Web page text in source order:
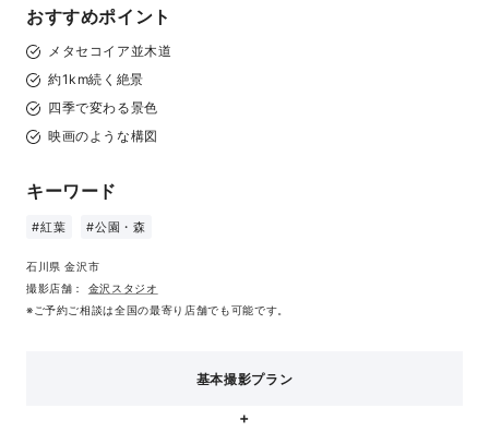
おすすめポイント
メタセコイア並木道
約1km続く絶景
四季で変わる景色
映画のような構図
キーワード
#紅葉 #公園・森
石川県 金沢市
撮影店舗： 金沢スタジオ
※ご予約ご相談は全国の最寄り店舗でも可能です。
基本撮影プラン